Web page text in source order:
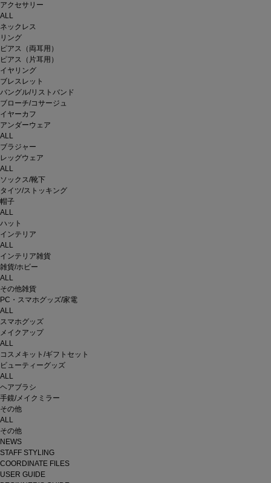
アクセサリー
ALL
ネックレス
リング
ピアス（両耳用）
ピアス（片耳用）
イヤリング
ブレスレット
バングル/リストバンド
ブローチ/コサージュ
イヤーカフ
アンダーウェア
ALL
ブラジャー
レッグウェア
ALL
ソックス/靴下
タイツ/ストッキング
帽子
ALL
ハット
インテリア
ALL
インテリア雑貨
雑貨/ホビー
ALL
その他雑貨
PC・スマホグッズ/家電
ALL
スマホグッズ
メイクアップ
ALL
コスメキット/ギフトセット
ビューティーグッズ
ALL
ヘアブラシ
手鏡/メイクミラー
その他
ALL
その他
NEWS
STAFF STYLING
COORDINATE FILES
USER GUIDE